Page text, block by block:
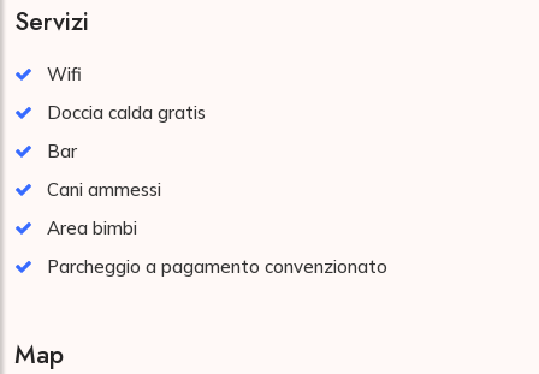
Servizi
Wifi
Doccia calda gratis
Bar
Cani ammessi
Area bimbi
Parcheggio a pagamento convenzionato
Map